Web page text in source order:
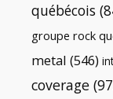
québécois
groupe rock
metal (546)
coverage